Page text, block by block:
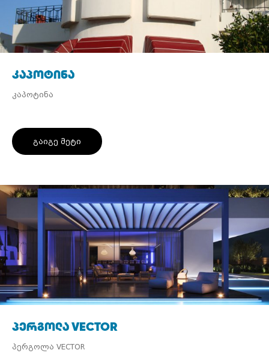
კაპოტინა
კაპოტინა
გაიგე მეტი
პერგოლა VECTOR
პერგოლა VECTOR